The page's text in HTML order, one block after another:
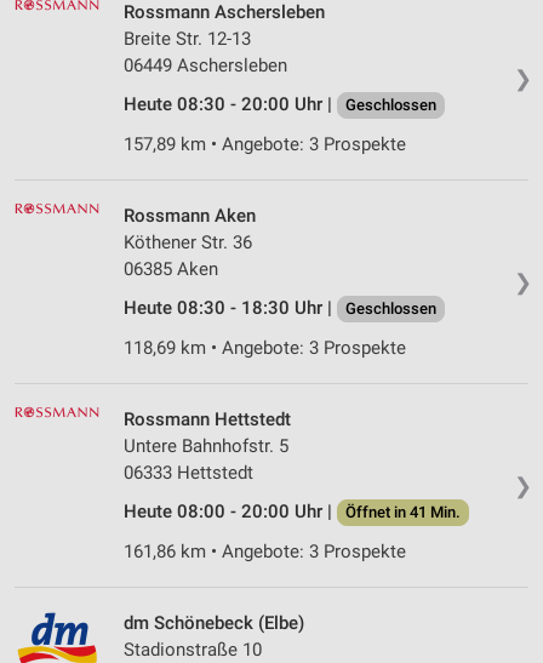
❯
Rossmann Aschersleben
Breite Str. 12-13
06449 Aschersleben
Heute 08:30 - 20:00 Uhr |
Geschlossen
157,89 km • Angebote: 3 Prospekte
❯
Rossmann Aken
Köthener Str. 36
06385 Aken
Heute 08:30 - 18:30 Uhr |
Geschlossen
118,69 km • Angebote: 3 Prospekte
❯
Rossmann Hettstedt
Untere Bahnhofstr. 5
06333 Hettstedt
Heute 08:00 - 20:00 Uhr |
Öffnet in 41 Min.
161,86 km • Angebote: 3 Prospekte
dm Schönebeck (Elbe)
Stadionstraße 10